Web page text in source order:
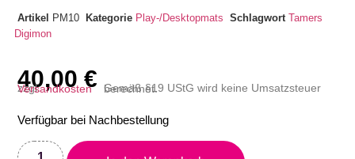
Artikel PM10 Kategorie Play-/Desktopmats Schlagwort Tamers
Digimon
40,00€
zzgl.
Versandkosten Gemäß §19 UStG wird keine Umsatzsteuer berechnet.
Verfügbar bei Nachbestellung